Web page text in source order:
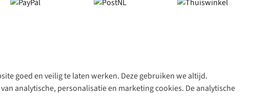
goed en veilig te laten werken. Deze gebruiken we altijd.
analytische, personalisatie en marketing cookies. De analytische